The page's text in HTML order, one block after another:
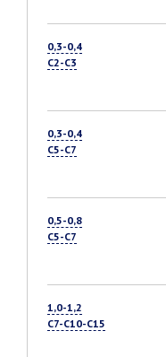
0,3-0,4
С2-С3
0,3-0,4
С5-С7
0,5-0,8
С5-С7
1,0-1,2
С7-С10-С15